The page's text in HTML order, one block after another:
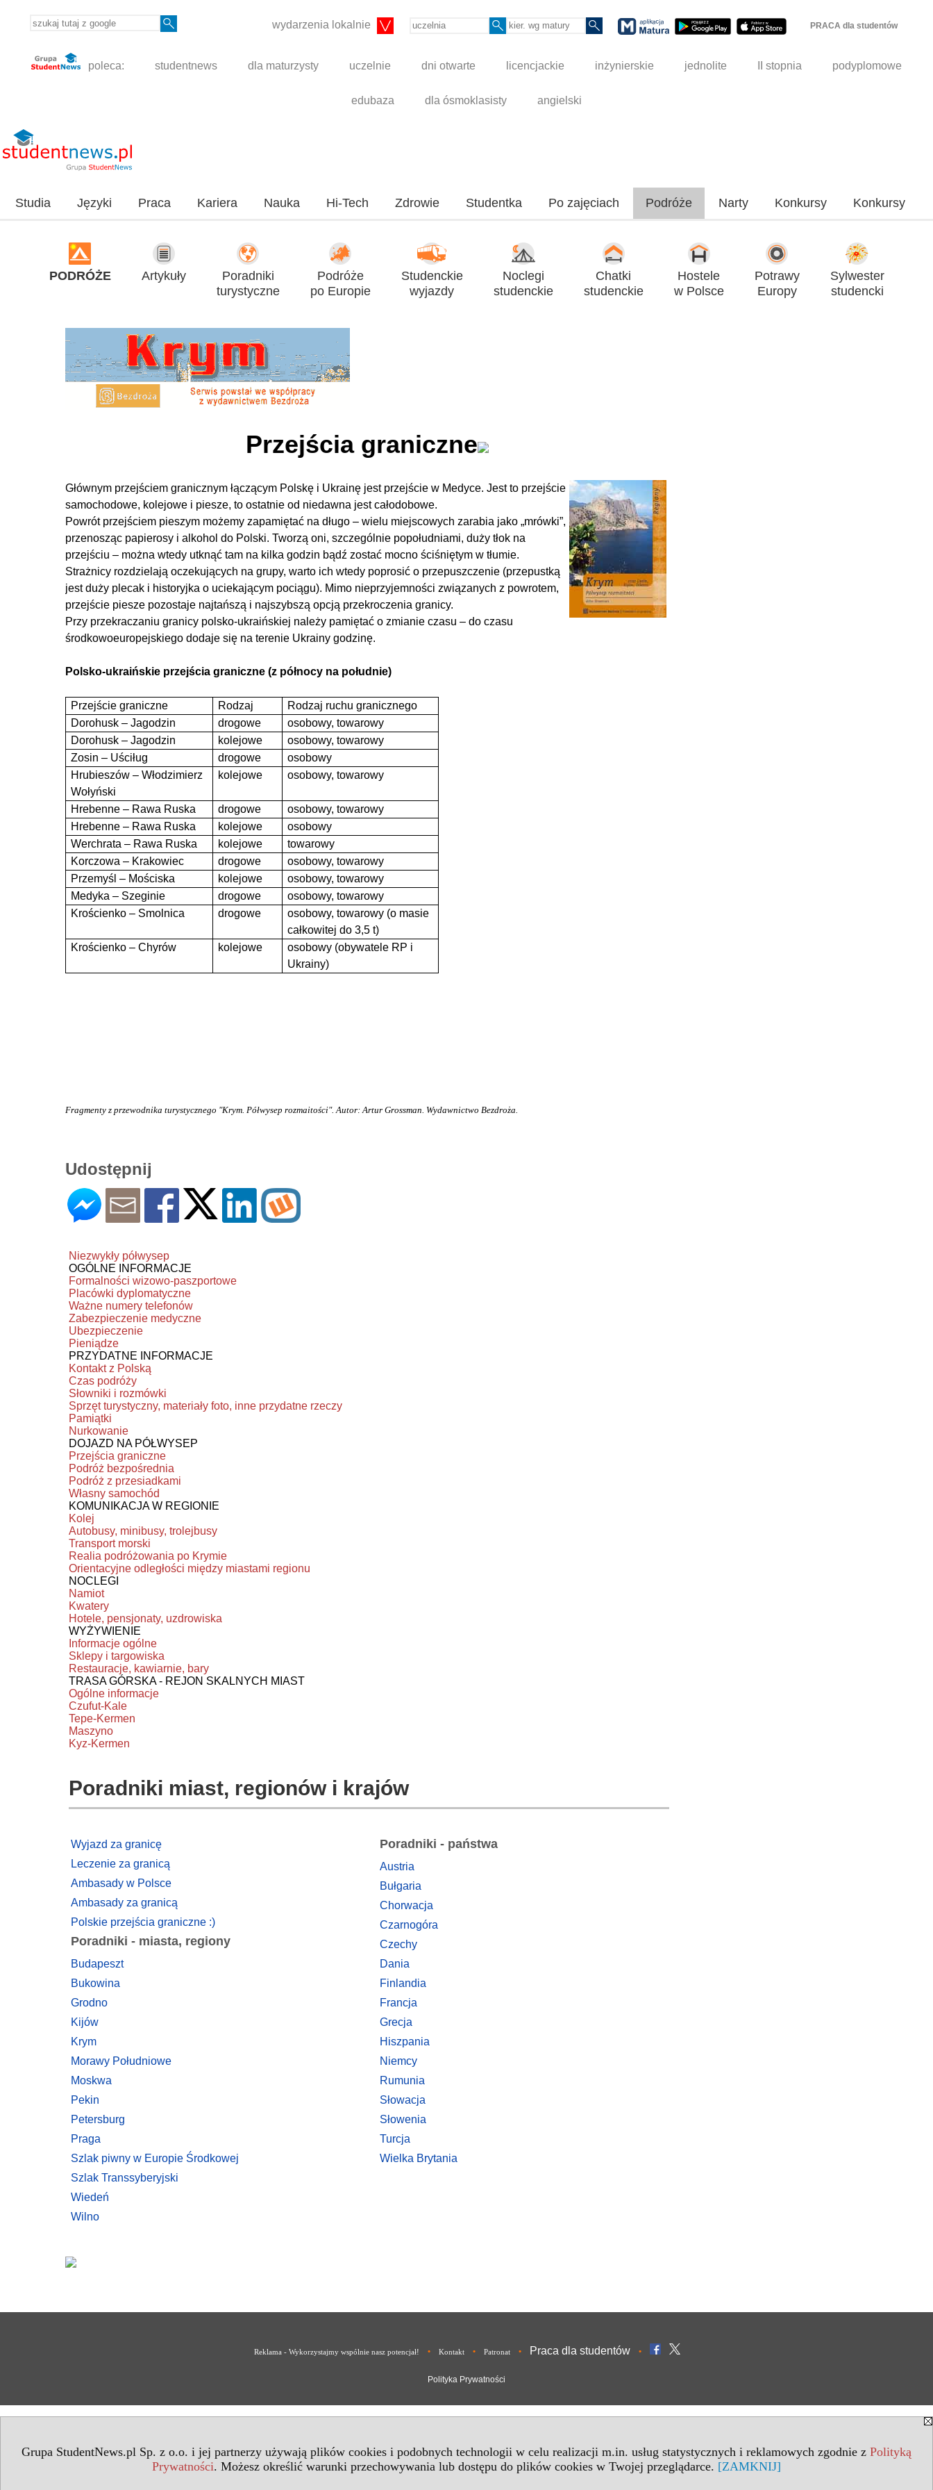
Grupa StudentNews.pl Sp. z o.o. i jej partnerzy używają plików cookies i podobnych technologii w celu realizacji m.in. usług statystycznych i reklamowych zgodnie z Polityką
Prywatności. Możesz określić warunki przechowywania lub dostępu do plików cookies w Twojej przeglądarce. [ZAMKNIJ]
wydarzenia lokalnie PRACA dla studentów
poleca: studentnews dla maturzysty uczelnie dni otwarte licencjackie inżynierskie jednolite II stopnia podyplomowe
edubaza dla ósmoklasisty angielski
Studia Języki Praca Kariera Nauka Hi-Tech Zdrowie Studentka Po zajęciach Podróże Narty Konkursy Konkursy
PODRÓŻE Artykuły
Poradniki
turystyczne
Podróże
po Europie
Studenckie
wyjazdy
Noclegi
studenckie
Chatki
studenckie
Hostele
w Polsce
Potrawy
Europy
Sylwester
studencki
Przejścia graniczne
Głównym przejściem granicznym łączącym Polskę i Ukrainę jest przejście w Medyce. Jest to przejście
samochodowe, kolejowe i piesze, to ostatnie od niedawna jest całodobowe.
Powrót przejściem pieszym możemy zapamiętać na długo – wielu miejscowych zarabia jako „mrówki”,
przenosząc papierosy i alkohol do Polski. Tworzą oni, szczególnie popołudniami, duży tłok na
przejściu – można wtedy utknąć tam na kilka godzin bądź zostać mocno ściśniętym w tłumie.
Strażnicy rozdzielają oczekujących na grupy, warto ich wtedy poprosić o przepuszczenie (przepustką
jest duży plecak i historyjka o uciekającym pociągu). Mimo nieprzyjemności związanych z powrotem,
przejście piesze pozostaje najtańszą i najszybszą opcją przekroczenia granicy.
Przy przekraczaniu granicy polsko-ukraińskiej należy pamiętać o ­zmianie czasu – do czasu
środkowoeuropejskiego dodaje się na terenie Ukrainy godzinę.
Polsko-ukraińskie przejścia graniczne (z północy na południe)
Przejście graniczne Rodzaj
Rodzaj ruchu granicznego
Dorohusk – Jagodzin
drogowe
osobowy, towarowy
Dorohusk – Jagodzin
kolejowe
osobowy, towarowy
Zosin – Uściług
drogowe
osobowy
Hrubieszów – Włodzimierz
Wołyński
kolejowe osobowy, towarowy
Hrebenne – Rawa Ruska drogowe
osobowy, towarowy
Hrebenne – Rawa Ruska
kolejowe
osobowy
Werchrata – Rawa Ruska
kolejowe
towarowy
Korczowa – Krakowiec
drogowe
osobowy, towarowy
Przemyśl – Mościska
kolejowe
osobowy, towarowy
Medyka – Szeginie
drogowe
osobowy, towarowy
Krościenko – Smolnica
drogowe
osobowy, towarowy (o masie
całkowitej do 3,5 t)
Krościenko – Chyrów
kolejowe
osobowy (obywatele RP i
Ukrainy)
Fragmenty z przewodnika turystycznego "Krym. Półwysep rozmaitości". Autor: Artur Grossman. Wydawnictwo Bezdroża.
Udostępnij
Niezwykły półwysep
OGÓLNE INFORMACJE
Formalności wizowo-paszportowe
Placówki dyplomatyczne
Ważne numery telefonów
Zabezpieczenie medyczne
Ubezpieczenie
Pieniądze
PRZYDATNE INFORMACJE
Kontakt z Polską
Czas podróży
Słowniki i rozmówki
Sprzęt turystyczny, materiały foto, inne przydatne rzeczy
Pamiątki
Nurkowanie
DOJAZD NA PÓŁWYSEP
Przejścia graniczne
Podróż bezpośrednia
Podróż z przesiadkami
Własny samochód
KOMUNIKACJA W REGIONIE
Kolej
Autobusy, minibusy, trolejbusy
Transport morski
Realia podróżowania po Krymie
Orientacyjne odległości między miastami regionu
NOCLEGI
Namiot
Kwatery
Hotele, pensjonaty, uzdrowiska
WYŻYWIENIE
Informacje ogólne
Sklepy i targowiska
Restauracje, kawiarnie, bary
TRASA GÓRSKA - REJON SKALNYCH MIAST
Ogólne informacje
Czufut-Kale
Tepe-Kermen
Maszyno
Kyz-Kermen
Poradniki miast, regionów i krajów
Wyjazd za granicę
Leczenie za granicą
Ambasady w Polsce
Ambasady za granicą
Polskie przejścia graniczne :)
Poradniki - miasta, regiony
Budapeszt
Bukowina
Grodno
Kijów
Krym
Morawy Południowe
Moskwa
Pekin
Petersburg
Praga
Szlak piwny w Europie Środkowej
Szlak Transsyberyjski
Wiedeń
Wilno
Poradniki - państwa
Austria
Bułgaria
Chorwacja
Czarnogóra
Czechy
Dania
Finlandia
Francja
Grecja
Hiszpania
Niemcy
Rumunia
Słowacja
Słowenia
Turcja
Wielka Brytania
Reklama - Wykorzystajmy wspólnie nasz potencjał! • Kontakt • Patronat • Praca dla studentów •
Polityka Prywatności